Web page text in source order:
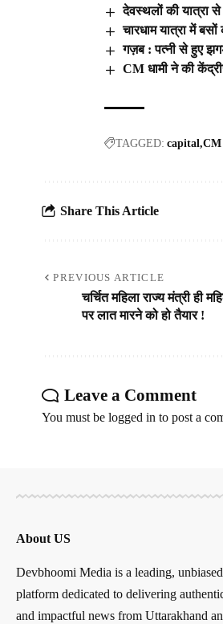
देवस्थलों की यात्रा से
चारधाम यात्रा में
गज़ब : पत्नी से हुए
CM धामी ने की
TAGGED: capital CM
Share This Article
PREVIOUS ARTICLE
चर्चित महिला राज्य मंत्री ही
पर लात मारने को हो तैयार !
Leave a Comment
You must be logged in to post a
About US
Devbhoomi Media is a leading,
platform dedicated to delivering
and impactful news from Uttarakhand